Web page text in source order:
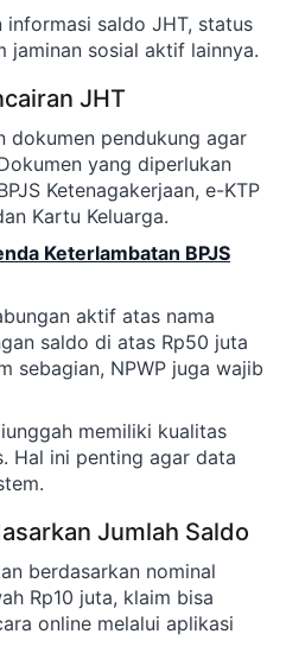
informasi saldo JHT, status
jaminan sosial aktif lainnya.
JHT
dokumen pendukung agar
yang diperlukan
Ketenagakerjaan, e-KTP
Kartu Keluarga.
Keterlambatan BPJS
aktif atas nama
saldo di atas Rp50 juta
sebagian, NPWP juga wajib
memiliki kualitas
Hal ini penting agar data
Jumlah Saldo
berdasarkan nominal
Rp10 juta, klaim bisa
online melalui aplikasi